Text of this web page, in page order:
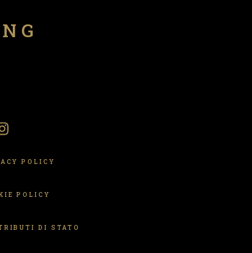
POLICY
POLICY
DI STATO